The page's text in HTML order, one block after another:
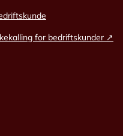
for bedriftskunder ↗